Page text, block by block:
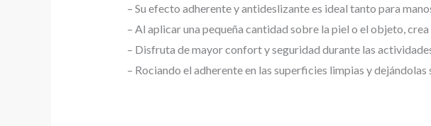
– Su efecto adherente y antideslizante es ideal tanto para
– Al aplicar una pequeña cantidad sobre la piel o el objeto,
– Disfruta de mayor confort y seguridad durante las
– Rociando el adherente en las superficies limpias y